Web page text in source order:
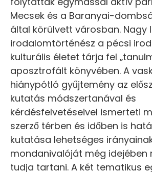
Mecsek és a Baranyai-
által körülvett városban. Nagy
irodalomtörténész a pécsi
kulturális életet tárja fel
aposztrofált könyvében. A
hiánypótló gyűjtemény az
kutatás módszertanával és
kérdésfelvetéseivel ismerteti
szerző térben és időben is
kutatása lehetséges
mondanivalóját még idejében
tudja tartani. A két tematikus